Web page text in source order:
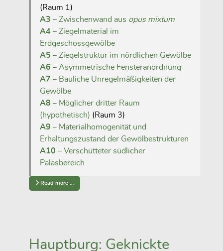
(Raum 1)
A3 – Zwischenwand aus opus mixtum
A4 – Ziegelmaterial im
Erdgeschossgewölbe
A5 – Ziegelstruktur im nördlichen Gewölbe
A6 – Asymmetrische Fensteranordnung
A7 – Bauliche Unregelmäßigkeiten der
Gewölbe
A8 – Möglicher dritter Raum
(hypothetisch) (Raum 3)
A9 – Materialhomogenität und
Erhaltungszustand der Gewölbestrukturen
A10 – Verschütteter südlicher
Palasbereich
Read more …
Hauptburg: Geknickte